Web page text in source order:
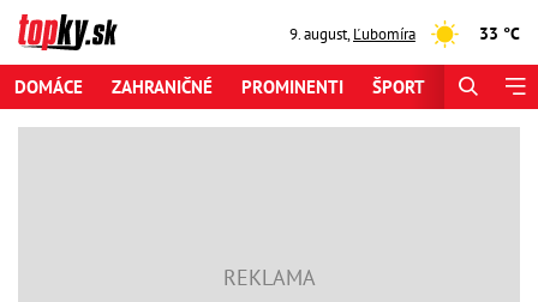
9. august,Ľubomíra 33 °C
DOMÁCE ZAHRANIČNÉ PROMINENTI ŠPORT